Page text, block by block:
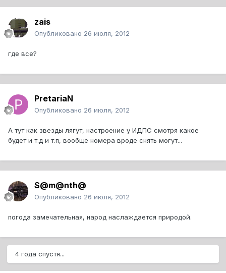
zais
Опубликовано 26 июля, 2012
где все?
PretariaN
Опубликовано 26 июля, 2012
А тут как звезды лягут, настроение у ИДПС смотря какое
будет и т.д и т.п, вообще номера вроде снять могут...
S@m@nth@
Опубликовано 26 июля, 2012
погода замечательная, народ наслаждается природой.
4 года спустя...